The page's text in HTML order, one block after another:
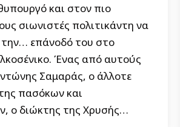
και στον πιο
σιωνιστές πολιτικάντη να
την… επάνοδό του στο
Ένας από αυτούς
Σαμαράς, ο άλλοτε
πασόκων και
ο διώκτης της Χρυσής…